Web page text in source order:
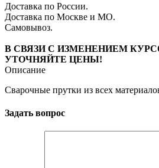
Доставка по России.
Доставка по Москве и МО.
Самовывоз.
В СВЯЗИ С ИЗМЕНЕНИЕМ
УТОЧНЯЙТЕ ЦЕНЫ!
Описание
Сварочные прутки из всех
Задать вопрос